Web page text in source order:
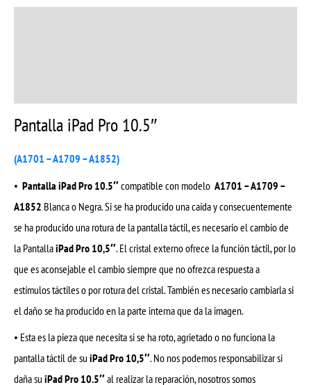
Pantalla iPad Pro 10.5″
(A1701 – A1709 – A1852)
• Pantalla iPad Pro 10.5″compatible con modelo A1701 – A1709 –
A1852 Blanca o Negra. Si se ha producido una caída y consecuentemente
se ha producido una rotura de la pantalla táctil, es necesario el cambio de
la PantallaiPad Pro 10,5″. El cristal externo ofrece la función táctil, por lo
que es aconsejable el cambio siempre que no ofrezca respuesta a
estímulos táctiles o por rotura del cristal. También es necesario cambiarla si
el daño se ha producido en la parte interna que da la imagen.
• Esta es la pieza que necesita si se ha roto, agrietado o no funciona la
pantalla táctil de suiPad Pro 10,5″. No nos podemos responsabilizar si
daña suiPad Pro 10.5″al realizar la reparación, nosotros somos